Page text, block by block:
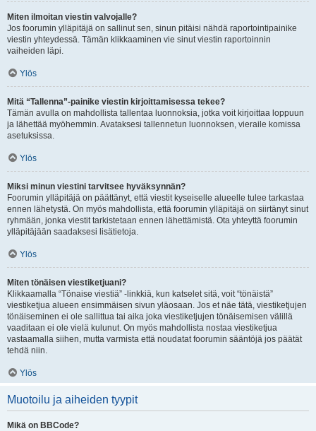
Miten ilmoitan viestin valvojalle?
Jos foorumin ylläpitäjä on sallinut sen, sinun pitäisi nähdä raportointipainike
viestin yhteydessä. Tämän klikkaaminen vie sinut viestin raportoinnin
vaiheiden läpi.
Ylös
Mitä “Tallenna”-painike viestin kirjoittamisessa tekee?
Tämän avulla on mahdollista tallentaa luonnoksia, jotka voit kirjoittaa loppuun
ja lähettää myöhemmin. Avataksesi tallennetun luonnoksen, vieraile komissa
asetuksissa.
Ylös
Miksi minun viestini tarvitsee hyväksynnän?
Foorumin ylläpitäjä on päättänyt, että viestit kyseiselle alueelle tulee tarkastaa
ennen lähetystä. On myös mahdollista, että foorumin ylläpitäjä on siirtänyt sinut
ryhmään, jonka viestit tarkistetaan ennen lähettämistä. Ota yhteyttä foorumin
ylläpitäjään saadaksesi lisätietoja.
Ylös
Miten tönäisen viestiketjuani?
Klikkaamalla “Tönaise viestiä” -linkkiä, kun katselet sitä, voit “tönäistä”
viestiketjua alueen ensimmäisen sivun yläosaan. Jos et näe tätä, viestiketjujen
tönäiseminen ei ole sallittua tai aika joka viestiketjujen tönäisemisen välillä
vaaditaan ei ole vielä kulunut. On myös mahdollista nostaa viestiketjua
vastaamalla siihen, mutta varmista että noudatat foorumin sääntöjä jos päätät
tehdä niin.
Ylös
Muotoilu ja aiheiden tyypit
Mikä on BBCode?